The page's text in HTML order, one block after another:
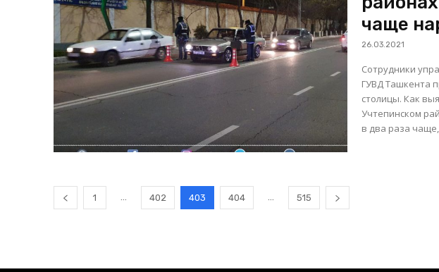
чаще
26.03.2021
Сотрудники
ГУВД Ташкента
столицы. Как
Учтепинском
1 402 403 404 515